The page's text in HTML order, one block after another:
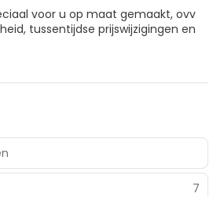
voor u op maat gemaakt, ovv
tussentijdse prijswijzigingen en
7